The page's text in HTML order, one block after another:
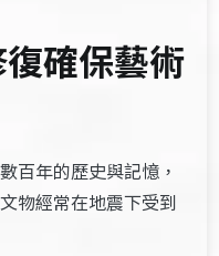
確保藝術
百年的歷史與記憶，
物經常在地震下受到